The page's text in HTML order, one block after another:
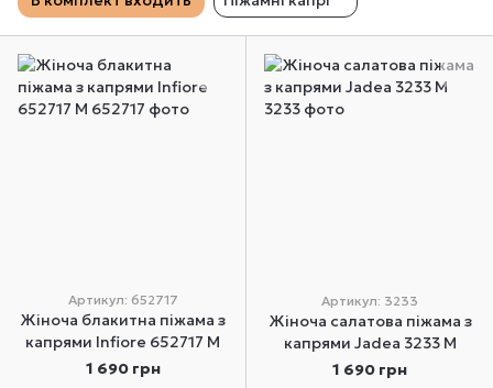
Артикул: 652717
Жіноча блакитна піжама з
капрями Infiore 652717 M
1 690 грн
Артикул: 3233
Жіноча салатова піжама з
капрями Jadea 3233 M
1 690 грн